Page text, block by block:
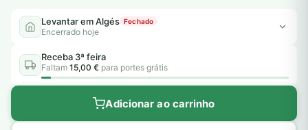
Levantar em Algés Fechado
Encerrado hoje
Receba 3ª feira
Faltam 15,00 € para portes grátis
Adicionar ao carrinho